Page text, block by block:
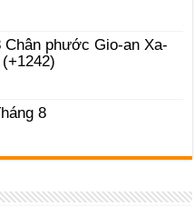
Chân phước Gio-an Xa-
8